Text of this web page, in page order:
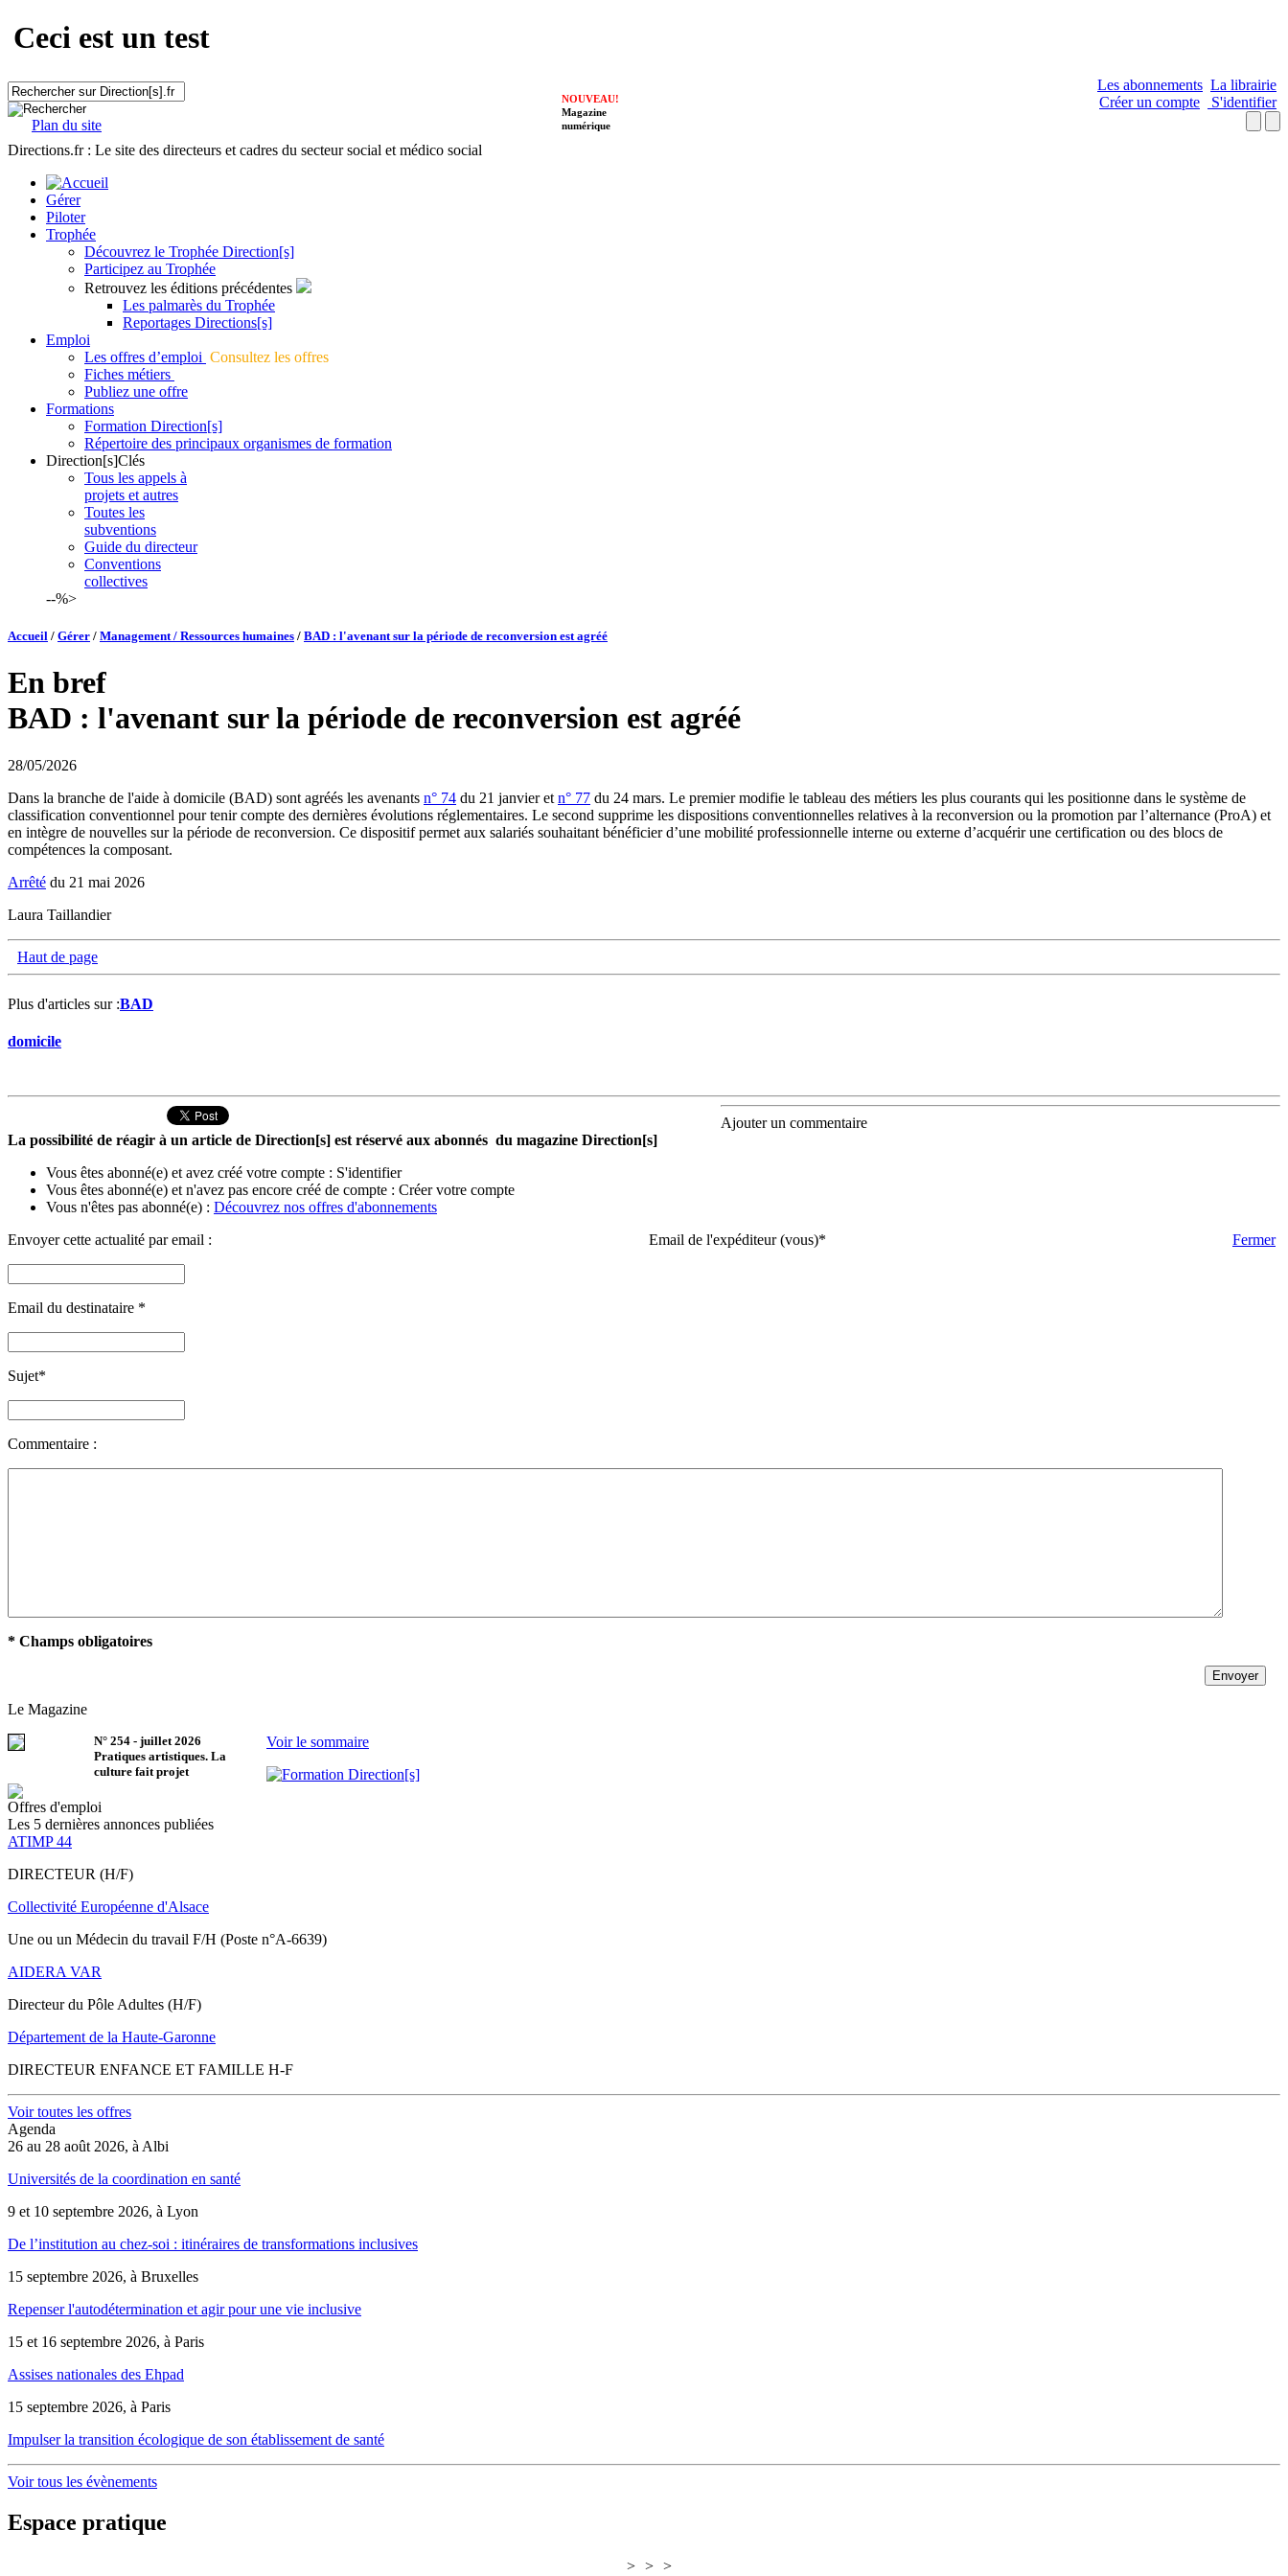
Ceci est un test
Plan du site
Les abonnements La librairie
Créer un compte
S'identifier
NOUVEAU!
Magazine
numérique
Directions.fr : Le site des directeurs et cadres du secteur social et médico social
Gérer
Piloter
Trophée
Découvrez le Trophée Direction[s]
Participez au Trophée
Retrouvez les éditions précédentes
Les palmarès du Trophée
Reportages Directions[s]
Emploi
Les offres d’emploi Consultez les offres
Fiches métiers
Publiez une offre
Formations
Formation Direction[s]
Répertoire des principaux organismes de formation
Direction[s]Clés
Tous les appels à
projets et autres
Toutes les
subventions
Guide du directeur
Conventions
collectives
--%>
Accueil / Gérer / Management / Ressources humaines / BAD : l'avenant sur la période de reconversion est agréé
En bref
BAD : l'avenant sur la période de reconversion est agréé
28/05/2026
Dans la branche de l'aide à domicile (BAD) sont agréés les avenants n° 74 du 21 janvier et n° 77 du 24 mars. Le premier modifie le tableau des métiers les plus courants qui les positionne dans le système de
classification conventionnel pour tenir compte des dernières évolutions réglementaires. Le second supprime les dispositions conventionnelles relatives à la reconversion ou la promotion par l’alternance (ProA) et
en intègre de nouvelles sur la période de reconversion. Ce dispositif permet aux salariés souhaitant bénéficier d’une mobilité professionnelle interne ou externe d’acquérir une certification ou des blocs de
compétences la composant.
Arrêté du 21 mai 2026
Laura Taillandier
Haut de page
Plus d'articles sur :BAD
domicile
Ajouter un commentaire
La possibilité de réagir à un article de Direction[s] est réservé aux abonnés du magazine Direction[s]
Vous êtes abonné(e) et avez créé votre compte : S'identifier
Vous êtes abonné(e) et n'avez pas encore créé de compte : Créer votre compte
Vous n'êtes pas abonné(e) : Découvrez nos offres d'abonnements
Envoyer cette actualité par email :
Fermer
Email de l'expéditeur (vous)*
Email du destinataire *
Sujet*
Commentaire :
* Champs obligatoires
Le Magazine
N° 254 - juillet 2026
Pratiques artistiques. La
culture fait projet
Voir le sommaire
Offres d'emploi
Les 5 dernières annonces publiées
ATIMP 44
DIRECTEUR (H/F)
Collectivité Européenne d'Alsace
Une ou un Médecin du travail F/H (Poste n°A-6639)
AIDERA VAR
Directeur du Pôle Adultes (H/F)
Département de la Haute-Garonne
DIRECTEUR ENFANCE ET FAMILLE H-F
Voir toutes les offres
Agenda
26 au 28 août 2026, à Albi
Universités de la coordination en santé
9 et 10 septembre 2026, à Lyon
De l’institution au chez-soi : itinéraires de transformations inclusives
15 septembre 2026, à Bruxelles
Repenser l'autodétermination et agir pour une vie inclusive
15 et 16 septembre 2026, à Paris
Assises nationales des Ehpad
15 septembre 2026, à Paris
Impulser la transition écologique de son établissement de santé
Voir tous les évènements
Espace pratique
> > >